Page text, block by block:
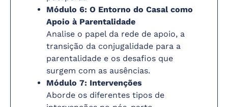
Módulo 6: O Entorno do Casal como
Apoio à Parentalidade
Analise o papel da rede de apoio, a
transição da conjugalidade para a
parentalidade e os desafios que
surgem com as ausências.
Módulo 7: Intervenções
Aborde os diferentes tipos de